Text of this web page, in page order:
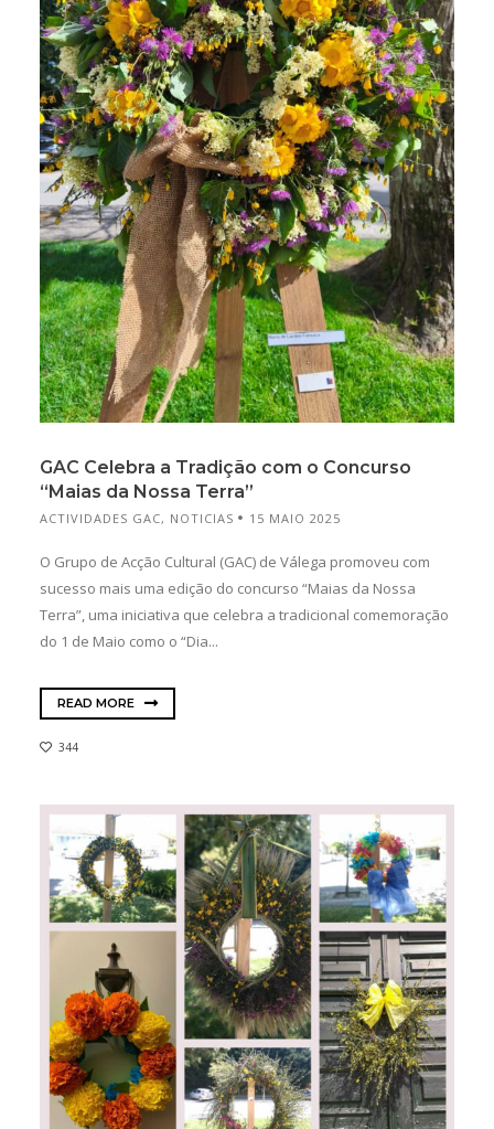
GAC Celebra a Tradição com o Concurso
“Maias da Nossa Terra”
ACTIVIDADES GAC, NOTICIAS 15 MAIO 2025
O Grupo de Acção Cultural (GAC) de Válega promoveu com
sucesso mais uma edição do concurso “Maias da Nossa
Terra”, uma iniciativa que celebra a tradicional comemoração
do 1 de Maio como o “Dia...
READ MORE
344